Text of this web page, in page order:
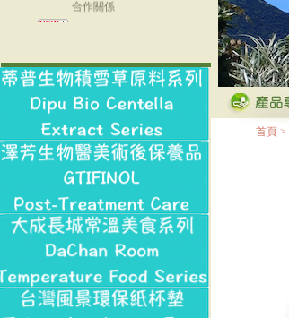
2017年1月1日起，中国大
首頁 >